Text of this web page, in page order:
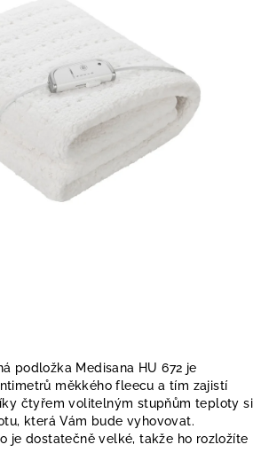
podložka Medisana HU 672 je
měkkého fleecu a tím zajistí
čtyřem volitelným stupňům teploty si
která Vám bude vyhovovat.
je dostatečně velké, takže ho rozložíte